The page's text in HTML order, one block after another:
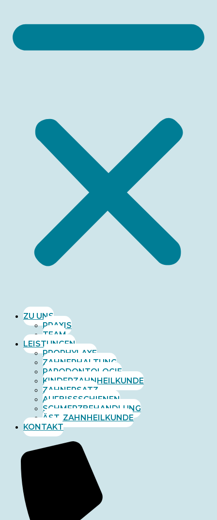
ZU UNS
PRAXIS
TEAM
LEISTUNGEN
PROPHYLAXE
ZAHNERHALTUNG
PARODONTOLOGIE
KINDERZAHNHEILKUNDE
ZAHNERSATZ
AUFBISSSCHIENEN
SCHMERZBEHANDLUNG
ÄST. ZAHNHEILKUNDE
KONTAKT